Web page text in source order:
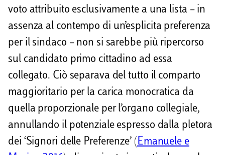
voto attribuito esclusivamente a una lista – in
assenza al contempo di un’esplicita preferenza
per il sindaco – non si sarebbe più ripercorso
sul candidato primo cittadino ad essa
collegato. Ciò separava del tutto il comparto
maggioritario per la carica monocratica da
quella proporzionale per l’organo collegiale,
annullando il potenziale espresso dalla pletora
dei ‘Signori delle Preferenze’ (Emanuele e